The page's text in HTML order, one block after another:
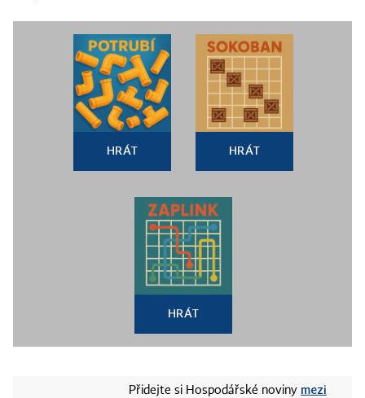
HRÁT HRÁT
HRÁT
Přidejte si Hospodářské noviny mezi